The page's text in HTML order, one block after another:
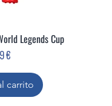
Legends Cup
€
carrito